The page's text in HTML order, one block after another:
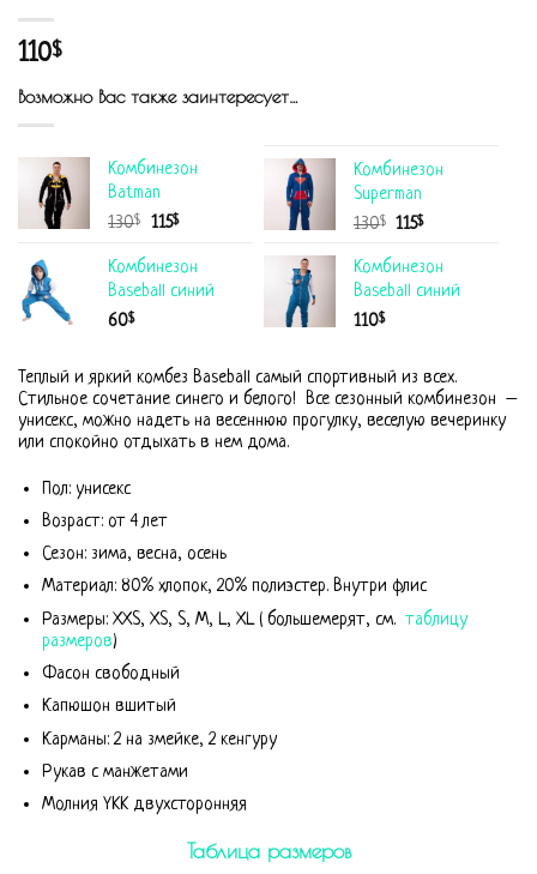
110$
Возможно Вас также заинтересует…
Комбинезон
Batman
130$ 115$
Комбинезон
Superman
130$ 115$
Комбинезон
Baseball синий
60$
Комбинезон
Baseball синий
110$
Теплый и яркий комбез Baseball самый спортивный из всех.
Стильное сочетание синего и белого! Все сезонный комбинезон –
унисекс, можно надеть на весеннюю прогулку, веселую вечеринку
или спокойно отдыхать в нем дома.
Пол: унисекс
Возраст: от 4 лет
Сезон: зима, весна, осень
Материал: 80% хлопок, 20% полиэстер. Внутри флис
Размеры: XXS, XS, S, M, L, XL ( большемерят, см. таблицу
размеров)
Фасон свободный
Капюшон вшитый
Карманы: 2 на змейке, 2 кенгуру
Рукав с манжетами
Молния YKK двухсторонняя
Таблица размеров